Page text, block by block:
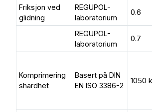
Friksjon ved
glidning
REGUPOL-
laboratorium
0.6
REGUPOL-
laboratorium
0.7
Komprimering
shardhet
Basert på DIN
EN ISO 3386-2
1050